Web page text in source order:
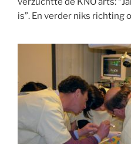
is”. En verder niks richting